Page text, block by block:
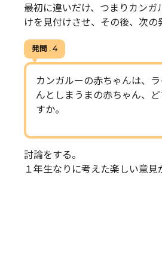
最初に違いだけ、つまりカンガ
けを見付けさせ、その後、次の
発問 . 4
カンガルーの赤ちゃんは、
んとしまうまの赤ちゃん、
すか。
討論をする。
１年生なりに考えた楽しい意見